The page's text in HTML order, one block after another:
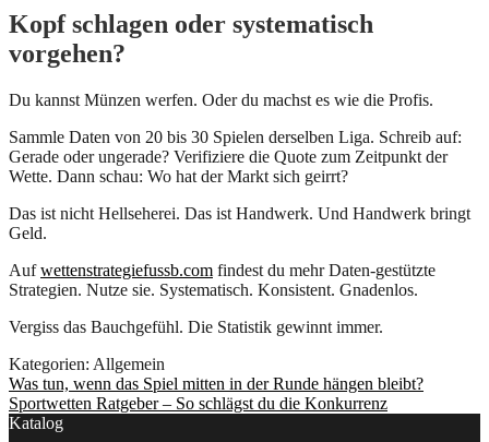
Kopf schlagen oder systematisch
vorgehen?
Du kannst Münzen werfen. Oder du machst es wie die Profis.
Sammle Daten von 20 bis 30 Spielen derselben Liga. Schreib auf:
Gerade oder ungerade? Verifiziere die Quote zum Zeitpunkt der
Wette. Dann schau: Wo hat der Markt sich geirrt?
Das ist nicht Hellseherei. Das ist Handwerk. Und Handwerk bringt
Geld.
Aufwettenstrategiefussb.com findest du mehr Daten-gestützte
Strategien. Nutze sie. Systematisch. Konsistent. Gnadenlos.
Vergiss das Bauchgefühl. Die Statistik gewinnt immer.
Kategorien: Allgemein
Beitragsnavigation
Vorheriger
Beitrag:
Was tun, wenn das Spiel mitten in der Runde hängen bleibt?
Nächster
Beitrag:
Sportwetten Ratgeber – So schlägst du die Konkurrenz
Katalog